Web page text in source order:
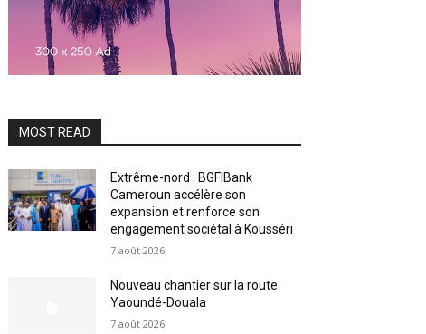
MOST READ
Extrême-nord : BGFIBank
Cameroun accélère son
expansion et renforce son
engagement sociétal à Kousséri
7 août 2026
Nouveau chantier sur la route
Yaoundé-Douala
7 août 2026